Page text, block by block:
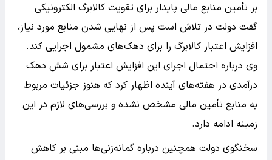
بر تأمین منابع مالی پایدار برای تقویت کالابرگ الکترونیکی
گفت دولت در تلاش است پس از نهایی شدن منابع مورد نیاز،
افزایش اعتبار کالابرگ را برای دهک‌های مشمول اجرایی کند.
وی درباره احتمال اجرای این افزایش اعتبار برای شش دهک
درآمدی در هفته‌های آینده اظهار کرد که هنوز جزئیات مربوط
به منابع تأمین مالی مشخص نشده و بررسی‌های لازم در این
زمینه ادامه دارد.
سخنگوی دولت همچنین درباره گمانه‌زنی‌ها مبنی بر کاهش